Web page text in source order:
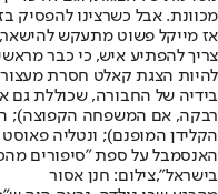
מכוונת. אבל כשרצינו להפסיק
אז מייקל פשוט מתעקש
צריך להפתיע איש, כי כבר
להיות הצגת קאלט חסרת
בידיה של החבורה, שכוללת גם
רבקה, אם המשפחה הקפוצה);
הקלידן המופנם); ונטליה
האנסמבל על ספת "סיפורים
בישראל",צילום: חנן אסור